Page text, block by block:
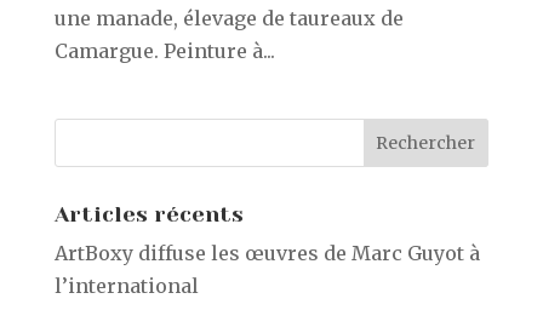
une manade, élevage de taureaux de
Camargue. Peinture à...
Articles récents
ArtBoxy diffuse les œuvres de Marc Guyot à
l’international